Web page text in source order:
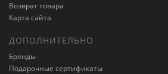
Возврат товара
Карта сайта
ДОПОЛНИТЕЛЬНО
Бренды
Подарочные сертификаты